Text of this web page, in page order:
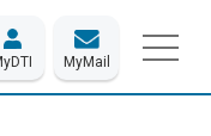
MyMail